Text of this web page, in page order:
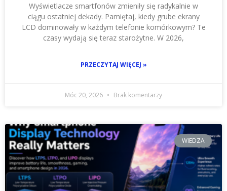
Wyświetlacze smartfonów zmieniły się radykalnie w
ciągu ostatniej dekady. Pamiętaj, kiedy grube ekrany
LCD dominowały w każdym telefonie komórkowym? Te
czasy wydają się teraz starożytne. W 2026,
PRZECZYTAJ WIĘCEJ »
Móc 20, 2026 Brak komentarzy
WIEDZA